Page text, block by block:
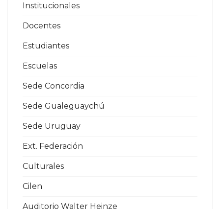
Institucionales
Docentes
Estudiantes
Escuelas
Sede Concordia
Sede Gualeguaychú
Sede Uruguay
Ext. Federación
Culturales
Cilen
Auditorio Walter Heinze